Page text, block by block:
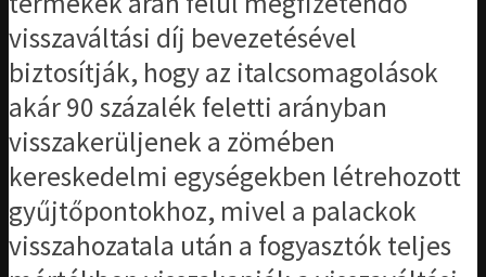
visszaváltási díj bevezetésével
biztosítják, hogy az italcsomagolások
akár 90 százalék feletti arányban
visszakerüljenek a zömében
kereskedelmi egységekben létrehozott
gyűjtőpontokhoz, mivel a palackok
visszahozatala után a fogyasztók teljes